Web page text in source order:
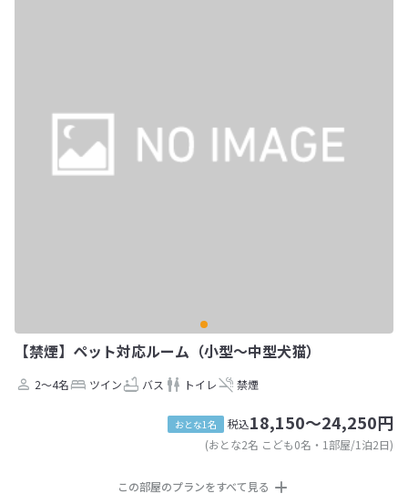
【禁煙】ペット対応ルーム（小型～中型犬猫）
2～4名 ツイン バス トイレ 禁煙
おとな1名 税込18,150～24,250円
(おとな2名 こども0名・1部屋/1泊2日)
この部屋のプランをすべて見る